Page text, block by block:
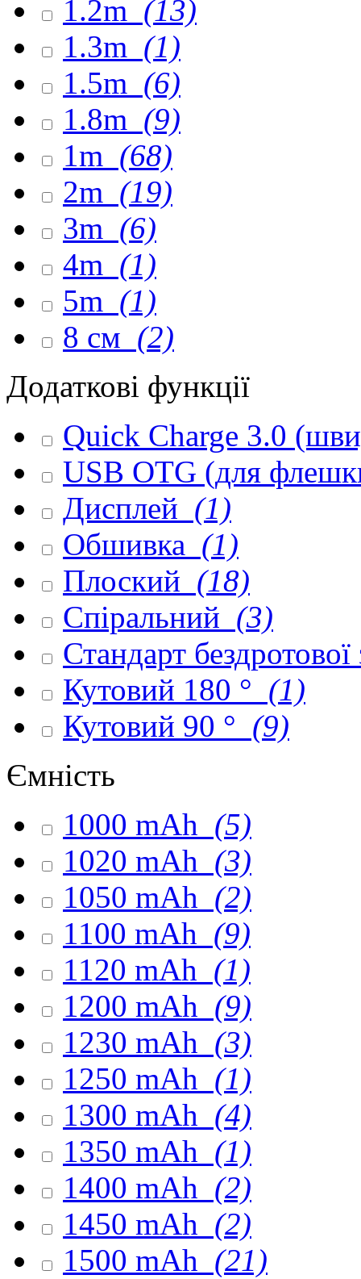
1.2m (13)
1.3m (1)
1.5m (6)
1.8m (9)
1m (68)
2m (19)
3m (6)
4m (1)
5m (1)
8 см (2)
Додаткові функції
Quick Charge 3.0
USB OTG (для
Дисплей (1)
Обшивка (1)
Плоский (18)
Спіральний (3)
Стандарт
Кутовий 180 ° (1)
Кутовий 90 ° (9)
Ємність
1000 mAh (5)
1020 mAh (3)
1050 mAh (2)
1100 mAh (9)
1120 mAh (1)
1200 mAh (9)
1230 mAh (3)
1250 mAh (1)
1300 mAh (4)
1350 mAh (1)
1400 mAh (2)
1450 mAh (2)
1500 mAh (21)